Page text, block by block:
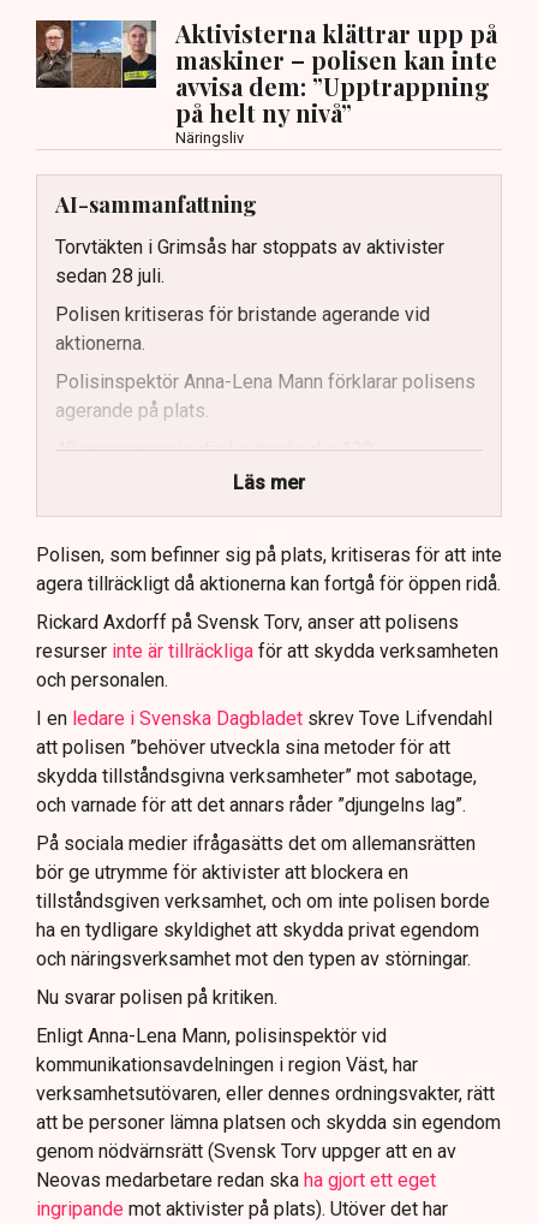
Aktivisterna klättrar upp på
maskiner – polisen kan inte
avvisa dem: ”Upptrappning
på helt ny nivå”
Näringsliv
AI-sammanfattning
Torvtäkten i Grimsås har stoppats av aktivister
sedan 28 juli.
Polisen kritiseras för bristande agerande vid
aktionerna.
Polisinspektör Anna-Lena Mann förklarar polisens
agerande på plats.
40 personer misstänks med cirka 120
brottsmisstankar kopplade.
Polisen använder drönare och uniformerad polis
för att dokumentera bevis.
Samtidigt är polisarbetet komplext när det gäller
att navigera juridiska rättigheter och gränser.
Läs mer
Polisen, som befinner sig på plats, kritiseras för att inte
agera tillräckligt då aktionerna kan fortgå för öppen ridå.
Rickard Axdorff på Svensk Torv, anser att polisens
resurser inte är tillräckliga för att skydda verksamheten
och personalen.
I en ledare i Svenska Dagbladet skrev Tove Lifvendahl
att polisen ”behöver utveckla sina metoder för att
skydda tillståndsgivna verksamheter” mot sabotage,
och varnade för att det annars råder ”djungelns lag”.
På sociala medier ifrågasätts det om allemansrätten
bör ge utrymme för aktivister att blockera en
tillståndsgiven verksamhet, och om inte polisen borde
ha en tydligare skyldighet att skydda privat egendom
och näringsverksamhet mot den typen av störningar.
Nu svarar polisen på kritiken.
Enligt Anna-Lena Mann, polisinspektör vid
kommunikationsavdelningen i region Väst, har
verksamhetsutövaren, eller dennes ordningsvakter, rätt
att be personer lämna platsen och skydda sin egendom
genom nödvärnsrätt (Svensk Torv uppger att en av
Neovas medarbetare redan ska ha gjort ett eget
ingripande mot aktivister på plats). Utöver det har